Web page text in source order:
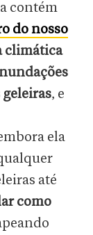
contém
do nosso
climática
, e
ela
até
como